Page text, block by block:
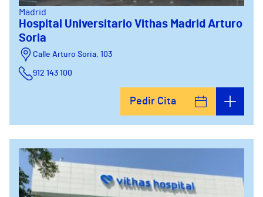
Madrid
Hospital Universitario Vithas Madrid Arturo
Soria
Calle Arturo Soria, 103
912 143 100
912 143 100
Pedir Cita